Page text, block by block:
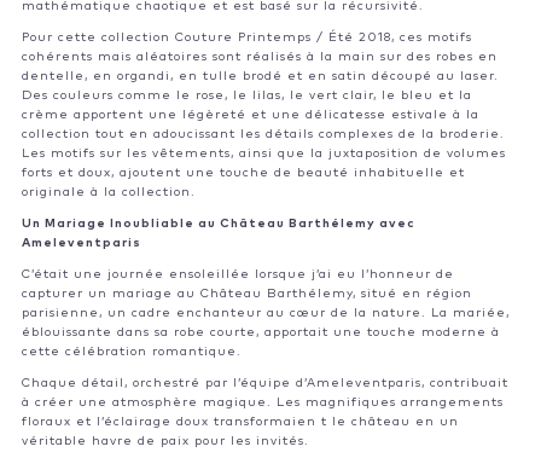
mathématique chaotique et est basé sur la récursivité.
Pour cette collection Couture Printemps / Été 2018, ces motifs
cohérents mais aléatoires sont réalisés à la main sur des robes en
dentelle, en organdi, en tulle brodé et en satin découpé au laser.
Des couleurs comme le rose, le lilas, le vert clair, le bleu et la
crème apportent une légèreté et une délicatesse estivale à la
collection tout en adoucissant les détails complexes de la broderie.
Les motifs sur les vêtements, ainsi que la juxtaposition de volumes
forts et doux, ajoutent une touche de beauté inhabituelle et
originale à la collection.
Un Mariage Inoubliable au Château Barthélemy avec
Ameleventparis
C’était une journée ensoleillée lorsque j’ai eu l’honneur de
capturer un mariage au Château Barthélemy, situé en région
parisienne, un cadre enchanteur au cœur de la nature. La mariée,
éblouissante dans sa robe courte, apportait une touche moderne à
cette célébration romantique.
Chaque détail, orchestré par l’équipe d’Ameleventparis, contribuait
à créer une atmosphère magique. Les magnifiques arrangements
floraux et l’éclairage doux transformaien t le château en un
véritable havre de paix pour les invités.